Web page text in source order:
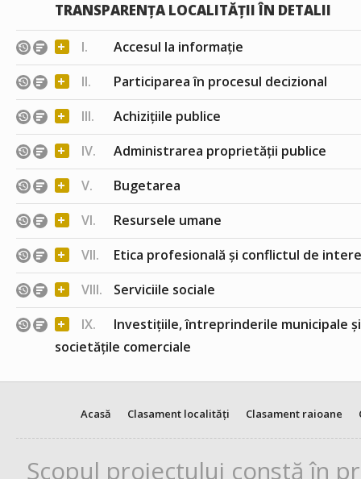
TRANSPARENȚA LOCALITĂȚII ÎN DETALII
+
I. Accesul la informație
+ II. Participarea în procesul decizional
+ III. Achizițiile publice
+ IV. Administrarea proprietății publice
+ V. Bugetarea
+ VI. Resursele umane
+ VII. Etica profesională și conflictul de
+ VIII. Serviciile sociale
+ IX.
Investițiile, întreprinderile municipale
societățile comerciale
Acasă Clasament localități Clasament raioane
Scopul proiectului constă în